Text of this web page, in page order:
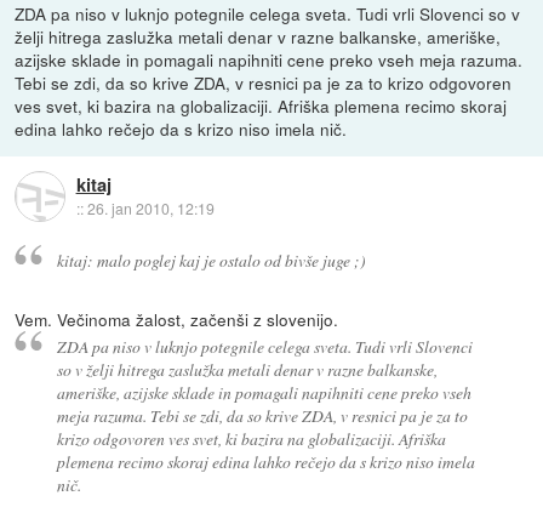
ZDA pa niso v luknjo potegnile celega sveta. Tudi vrli Slovenci so v
želji hitrega zaslužka metali denar v razne balkanske, ameriške,
azijske sklade in pomagali napihniti cene preko vseh meja razuma.
Tebi se zdi, da so krive ZDA, v resnici pa je za to krizo odgovoren
ves svet, ki bazira na globalizaciji. Afriška plemena recimo skoraj
edina lahko rečejo da s krizo niso imela nič.
kitaj
::26. jan 2010, 12:19
kitaj: malo poglej kaj je ostalo od bivše juge ;)
Vem. Večinoma žalost, začenši z slovenijo.
ZDA pa niso v luknjo potegnile celega sveta. Tudi vrli Slovenci
so v želji hitrega zaslužka metali denar v razne balkanske,
ameriške, azijske sklade in pomagali napihniti cene preko vseh
meja razuma. Tebi se zdi, da so krive ZDA, v resnici pa je za to
krizo odgovoren ves svet, ki bazira na globalizaciji. Afriška
plemena recimo skoraj edina lahko rečejo da s krizo niso imela
nič.